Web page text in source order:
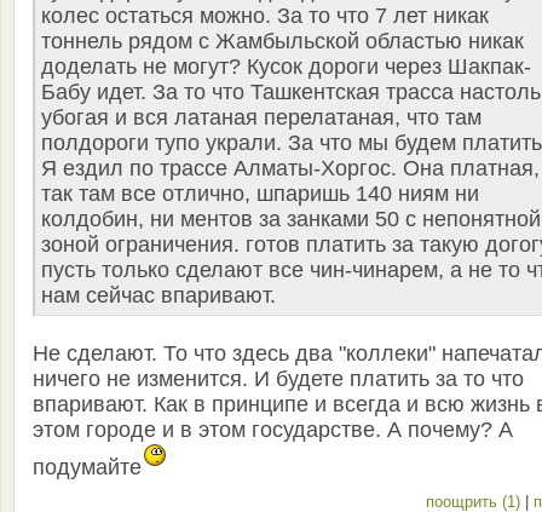
колес остаться можно. За то что 7 лет никак
тоннель рядом с Жамбыльской областью никак
доделать не могут? Кусок дороги через Шакпак-
Бабу идет. За то что Ташкентская трасса
убогая и вся латаная перелатаная, что там
полдороги тупо украли. За что мы будем
Я ездил по трассе Алматы-Хоргос. Она платная,
так там все отлично, шпаришь 140 ниям ни
колдобин, ни ментов за занками 50 с непонятной
зоной ограничения. готов платить за такую
пусть только сделают все чин-чинарем, а не то
нам сейчас впаривают.
Не сделают. То что здесь два "коллеки"
ничего не изменится. И будете платить за то что
впаривают. Как в принципе и всегда и всю жизнь
этом городе и в этом государстве. А почему? А
подумайте
поощрить (1) |